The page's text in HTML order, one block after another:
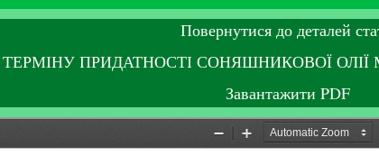
Повернутися до деталей
ПРИДАТНОСТІ СОНЯШНИКОВОЇ
Завантажити PDF